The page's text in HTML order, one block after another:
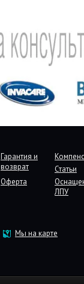
Гарантия и
возврат
Статьи
Оферта
ЛПУ
Мы на карте